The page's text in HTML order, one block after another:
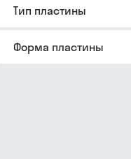
Тип пластины
Форма пластины